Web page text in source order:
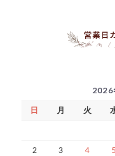
2026
日 月 火
2 3 4